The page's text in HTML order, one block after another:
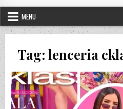
MENU
Tag: lenceria